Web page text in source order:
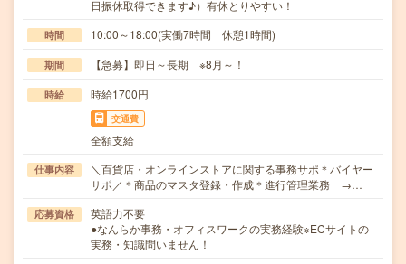
日振休取得できます♪）有休とりやすい！
時間 10:00～18:00(実働7時間 休憩1時間)
期間 【急募】即日～長期 ※8月～！
時給 時給1700円
交通費
全額支給
仕事内容
＼百貨店・オンラインストアに関する事務サポ＊バイヤー
サポ／＊商品のマスタ登録・作成＊進行管理業務 →…
応募資格
英語力不要
●なんらか事務・オフィスワークの実務経験※ECサイトの
実務・知識問いません！